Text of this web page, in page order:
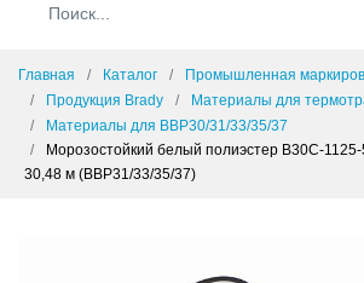
Главная Каталог
Промышленная
Продукция Brady
Материалы для
Материалы для BBP30/31/33/35/37
Морозостойкий белый полиэстер B30C-
30,48 м (BBP31/33/35/37)